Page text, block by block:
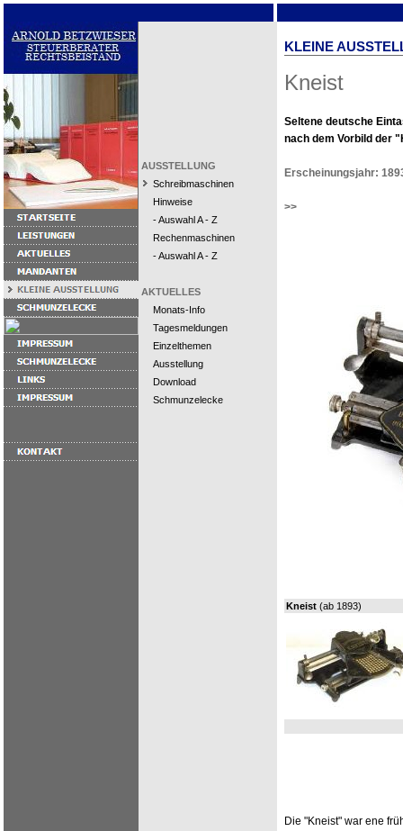
AUSSTELLUNG
Schreibmaschinen
Hinweise
- Auswahl A - Z
Rechenmaschinen
- Auswahl A - Z
AKTUELLES
Monats-Info
Tagesmeldungen
Einzelthemen
Ausstellung
Download
Schmunzelecke
KLEINE
Kneist
Seltene deutsche
nach dem Vorbild der
Erscheinungsjahr:
>>
Kneist (ab 1893)
Die "Kneist" war ene